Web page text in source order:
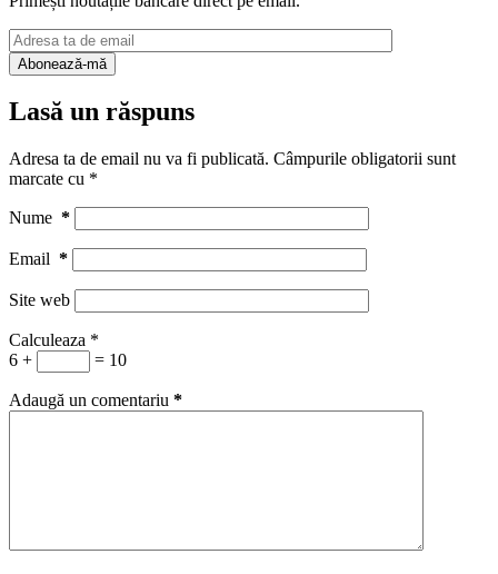
Lasă un răspuns
Adresa ta de email nu va fi publicată. Câmpurile obligatorii sunt
marcate cu *
Nume *
Email *
Site web
Calculeaza *
6 +
= 10
Adaugă un comentariu *